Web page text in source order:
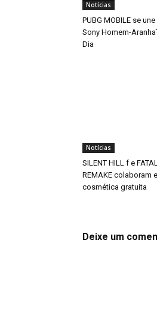
Notícias
PUBG MOBILE se
Sony Homem-
Dia
Notícias
SILENT HILL f e
REMAKE colaboram
cosmética gratuita
Deixe um